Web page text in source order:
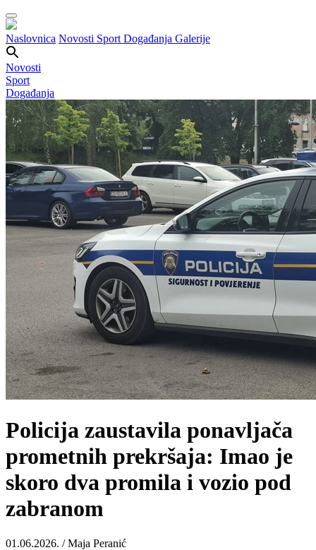
Naslovnica Novosti Sport Događanja Galerije
Novosti
Sport
Događanja
Policija zaustavila ponavljača
prometnih prekršaja: Imao je
skoro dva promila i vozio pod
zabranom
01.06.2026. / Maja Peranić